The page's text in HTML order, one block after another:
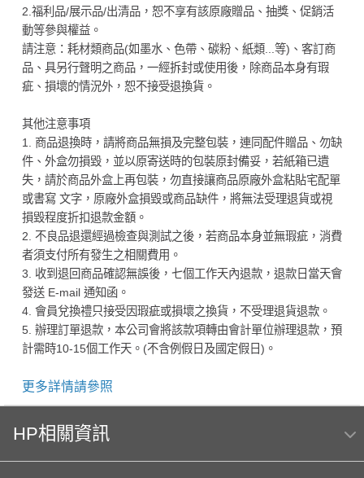
2.福利品/展示品/出清品，恕不享有該原廠贈品、抽獎、促銷活
動等參與權益。
請注意：耗材類商品(如墨水、色帶、碳粉、紙類...等)、客訂商
品、具另行聲明之商品，一經拆封或使用後，除商品本身有瑕
疵、損壞的情況外，恕不接受退換貨。
其他注意事項
1. 商品退換時，請將商品無損及完整包裝，連同配件贈品、勿缺
件、外盒勿損毀，並以原寄送時的包裝原封備妥，若紙箱已遺
失，請於商品外盒上再包裝，勿直接讓商品原廠外盒粘貼宅配單
或書寫 文字，原廠外盒損毀或商品缺件，將無法受理退貨或視
損毀程度折扣退款金額。
2. 不良品退還經過檢查與測試之後，若商品本身並無瑕疵，消費
者須支付所有發生之相關費用。
3. 收到退回商品確認無誤後，七個工作天內退款，退款日當天會
發送 E-mail 通知函。
4. 會員兌換禮只接受因瑕疵或損壞之換貨，不受理退貨退款。
5. 辦理訂單退款，本公司會將該款項轉由會計單位辦理退款，預
計需時10-15個工作天。(不含例假日及國定假日)。
更多詳情請參照
HP相關資訊